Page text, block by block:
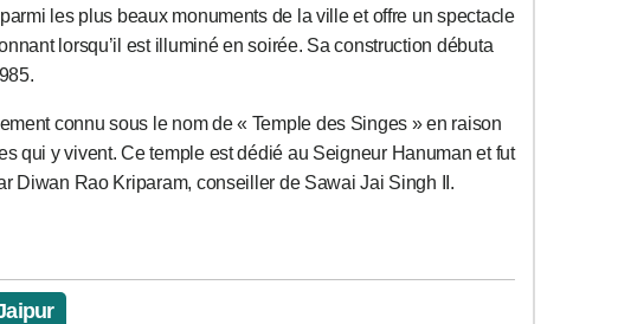
les plus beaux monuments de la ville et offre un spectacle
lorsqu’il est illuminé en soirée. Sa construction débuta
connu sous le nom de « Temple des Singes » en raison
qui y vivent. Ce temple est dédié au Seigneur Hanuman et fut
Diwan Rao Kriparam, conseiller de Sawai Jai Singh II.